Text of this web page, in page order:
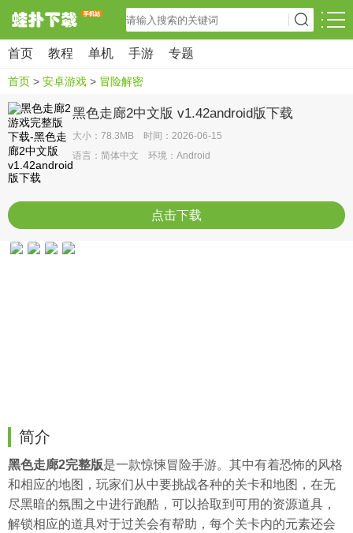
首页 教程 单机 手游 专题
首页 > 安卓游戏 > 冒险解密
黑色走廊2中文版 v1.42android版下载
大小：78.3MB 时间：2026-06-15
语言：简体中文 环境：Android
点击下载
简介
黑色走廊2完整版是一款惊悚冒险手游。其中有着恐怖的风格
和相应的地图，玩家们从中要挑战各种的关卡和地图，在无
尽黑暗的氛围之中进行跑酷，可以拾取到可用的资源道具，
解锁相应的道具对于过关会有帮助，每个关卡内的元素还会